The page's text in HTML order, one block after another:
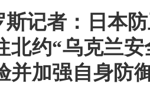
斯记者：日本
北约“乌克兰
并加强自身防